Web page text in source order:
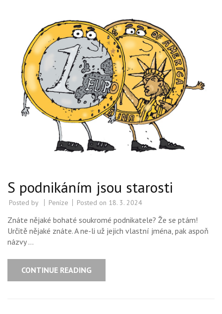
S podnikáním jsou starosti
Posted by Peníze Posted on 18. 3. 2024
Znáte nějaké bohaté soukromé podnikatele? Že se ptám!
Určitě nějaké znáte. A ne-li už jejich vlastní jména, pak aspoň
názvy …
CONTINUE READING